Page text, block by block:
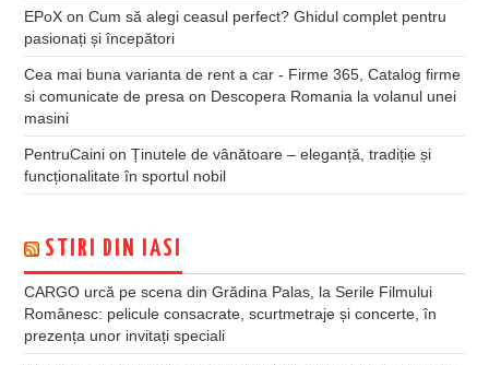
EPoX onCum să alegi ceasul perfect? Ghidul complet pentru
pasionați și începători
Cea mai buna varianta de rent a car - Firme 365, Catalog firme
si comunicate de presa on Descopera Romania la volanul unei
masini
PentruCaini onȚinutele de vânătoare – eleganță, tradiție și
funcționalitate în sportul nobil
STIRI DIN IASI
CARGO urcă pe scena din Grădina Palas, la Serile Filmului
Românesc: pelicule consacrate, scurtmetraje și concerte, în
prezența unor invitați speciali